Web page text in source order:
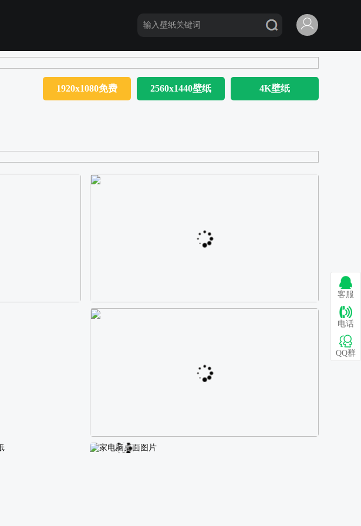
1920x1080免费 2560x1440壁纸 4K壁纸
巴图 古风白衣女孩骑马壁纸
客服
电话
QQ群